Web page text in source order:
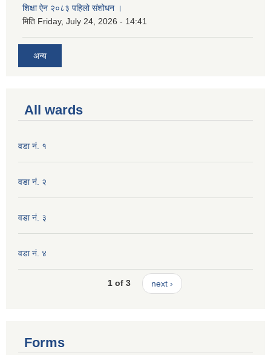
शिक्षा ऐन २०८३ पहिलो संशोधन ।
मिति Friday, July 24, 2026 - 14:41
अन्य
All wards
वडा नं. १
वडा नं. २
वडा नं. ३
वडा नं. ४
1 of 3 next ›
Forms